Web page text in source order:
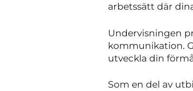
arbetssätt där
Undervisningen
kommunikation.
utveckla din
Som en del av